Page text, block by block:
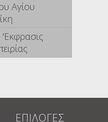
Αγίου
ΕΠΙΛΟΓΕΣ